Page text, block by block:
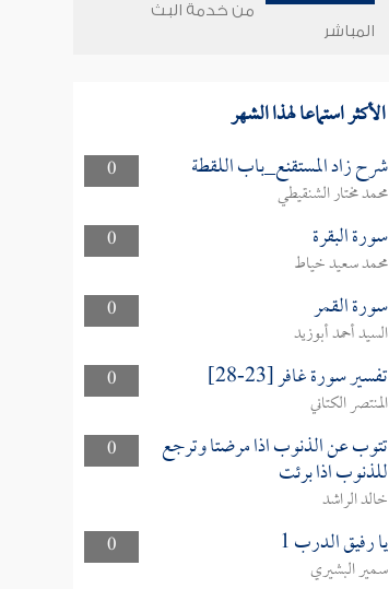
من خدمة البث
المباشر
الأكثر استماعا لهذا الشهر
0 شرح زاد المستقنع_باب اللقطة
محمد مختار الشنقيطي
0
سورة البقرة
محمد سعيد خياط
0
سورة القمر
السيد أحمد أبوزيد
0
تفسير سورة غافر [23-28]
المنتصر الكتاني
0
تتوب عن الذنوب اذا مرضتا وترجع
للذنوب اذا برئت
خالد الراشد
0
يا رفيق الدرب 1
سمير البشيري